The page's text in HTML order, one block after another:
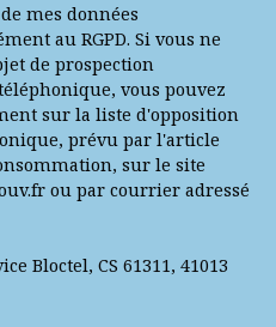
mes données
au RGPD. Si vous ne
de prospection
vous pouvez
sur la liste d'opposition
prévu par l'article
sur le site
ou par courrier adressé
Bloctel, CS 61311, 41013